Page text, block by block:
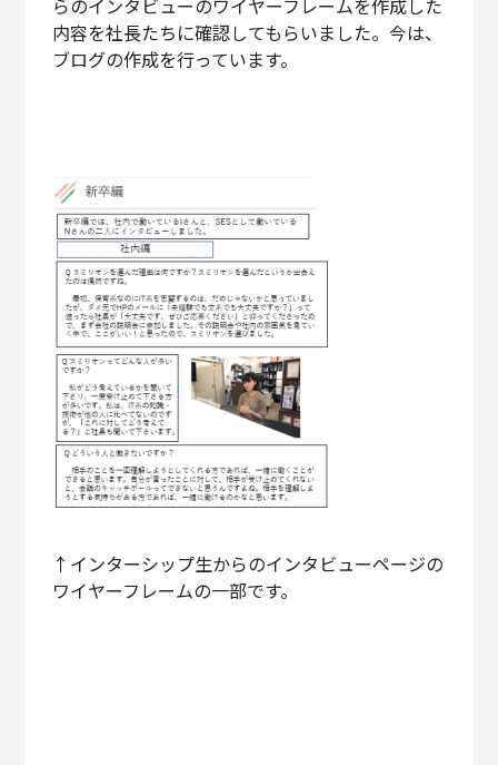
らのインタビューのワイヤーフレームを作成した
内容を社長たちに確認してもらいました。今は、
ブログの作成を行っています。
↑インターシップ生からのインタビューページの
ワイヤーフレームの一部です。